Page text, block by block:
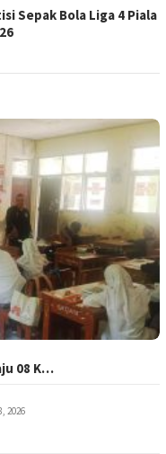
Sepak Bola Liga 4 Piala
08 K…
2026